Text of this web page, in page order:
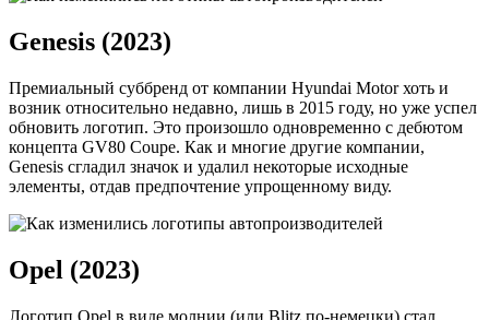
Genesis (2023)
Премиальный суббренд от компании Hyundai Motor хоть и
возник относительно недавно, лишь в 2015 году, но уже успел
обновить логотип. Это произошло одновременно с дебютом
концепта GV80 Coupe. Как и многие другие компании,
Genesis сгладил значок и удалил некоторые исходные
элементы, отдав предпочтение упрощенному виду.
Opel (2023)
Логотип Opel в виде молнии (или Blitz по-немецки) стал